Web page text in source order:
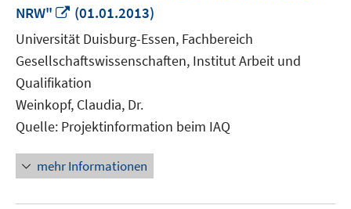
NRW"
In
neuem
Fenster
öffnen
(01.01.2013)
Universität Duisburg-Essen, Fachbereich
Gesellschaftswissenschaften, Institut Arbeit und
Qualifikation
Weinkopf, Claudia, Dr.
Quelle: Projektinformation beim IAQ
mehr Informationen